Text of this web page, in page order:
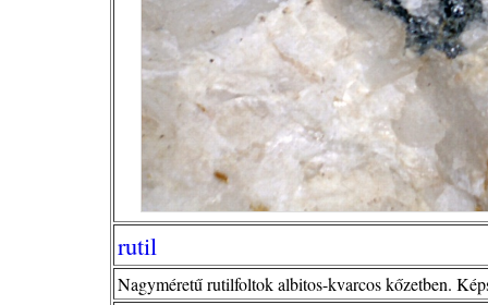
rutil
Nagyméretű rutilfoltok albitos-kvarcos kőzetben.